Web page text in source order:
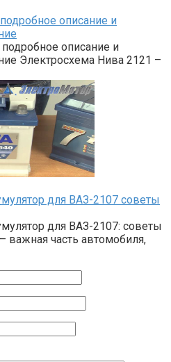
описание и
описание и
Электросхема Нива 2121 –
для ВАЗ-2107 советы
для ВАЗ-2107: советы
важная часть автомобиля,